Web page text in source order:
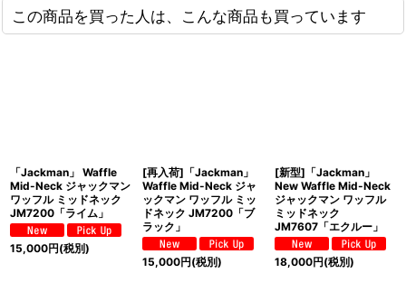
この商品を買った人は、こんな商品も買っています
「Jackman」 Waffle
Mid-Neck ジャックマン
ワッフル ミッドネック
JM7200「ライム」
15,000円(税別)
[再入荷]「Jackman」
Waffle Mid-Neck ジャ
ックマン ワッフル ミッ
ドネック JM7200「ブ
ラック」
15,000円(税別)
[新型]「Jackman」
New Waffle Mid-Neck
ジャックマン ワッフル
ミッドネック
JM7607「エクルー」
18,000円(税別)